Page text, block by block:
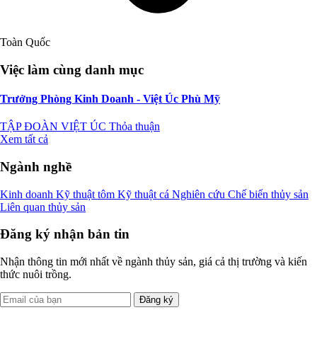
Toàn Quốc
Việc làm cùng danh mục
Trưởng Phòng Kinh Doanh - Việt Úc Phù Mỹ
TẬP ĐOÀN VIỆT ÚC Thỏa thuận
Xem tất cả
Ngành nghề
Kinh doanh Kỹ thuật tôm Kỹ thuật cá Nghiên cứu Chế biến thủy sản
Liên quan thủy sản
Đăng ký nhận bản tin
Nhận thông tin mới nhất về ngành thủy sản, giá cả thị trường và kiến
thức nuôi trồng.
Đăng ký